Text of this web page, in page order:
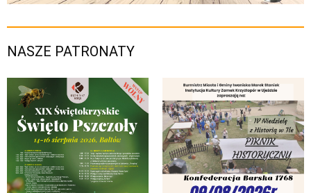
NASZE PATRONATY